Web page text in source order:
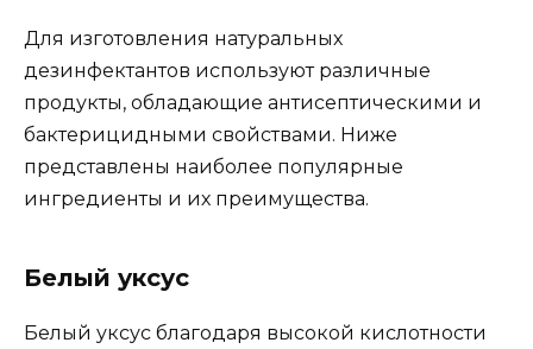
Для изготовления натуральных
дезинфектантов используют различные
продукты, обладающие антисептическими и
бактерицидными свойствами. Ниже
представлены наиболее популярные
ингредиенты и их преимущества.
Белый уксус
Белый уксус благодаря высокой кислотности